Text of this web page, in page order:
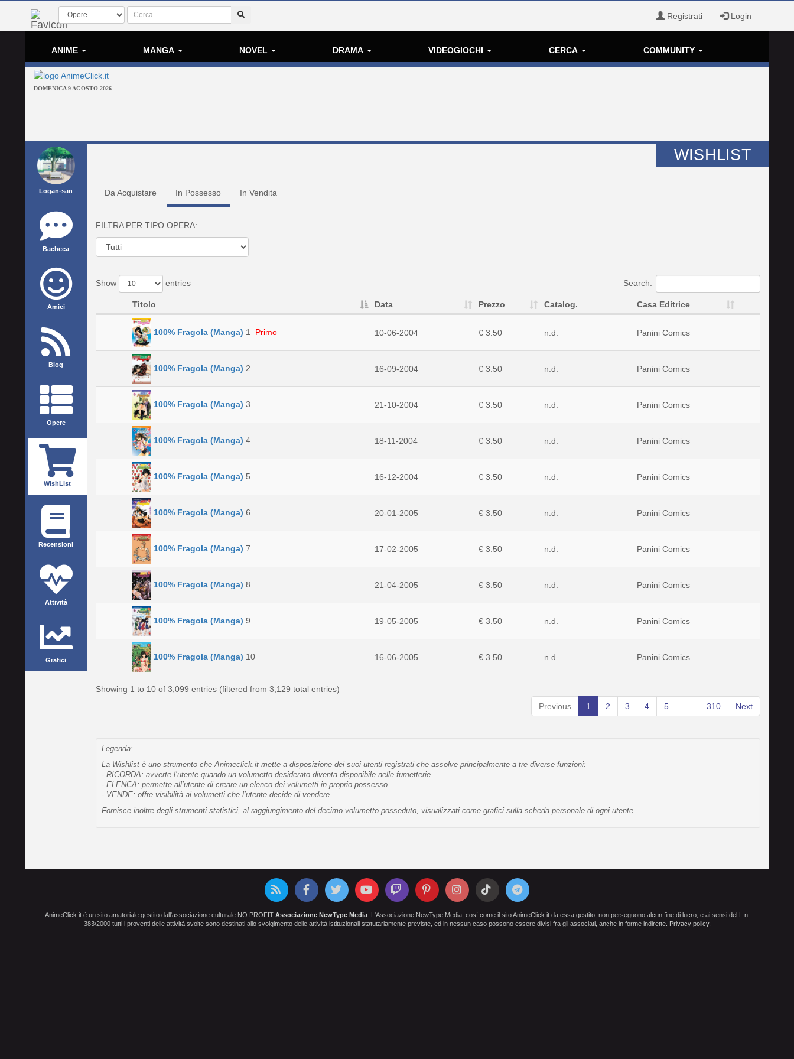
Registrati Login
ANIME MANGA NOVEL DRAMA VIDEOGIOCHI CERCA COMMUNITY
DOMENICA 9 AGOSTO 2026
Logan-san
Bacheca
Amici
Blog
Opere
WishList
Recensioni
Attività
Grafici
WISHLIST
Da Acquistare In Possesso In Vendita
FILTRA PER TIPO OPERA:
Show entries Search:
Titolo Data Prezzo Catalog. Casa Editrice
100% Fragola (Manga) 1 Primo 10-06-2004 € 3.50 n.d. Panini Comics
100% Fragola (Manga) 2 16-09-2004 € 3.50 n.d. Panini Comics
100% Fragola (Manga) 3 21-10-2004 € 3.50 n.d. Panini Comics
100% Fragola (Manga) 4 18-11-2004 € 3.50 n.d. Panini Comics
100% Fragola (Manga) 5 16-12-2004 € 3.50 n.d. Panini Comics
100% Fragola (Manga) 6 20-01-2005 € 3.50 n.d. Panini Comics
100% Fragola (Manga) 7 17-02-2005 € 3.50 n.d. Panini Comics
100% Fragola (Manga) 8 21-04-2005 € 3.50 n.d. Panini Comics
100% Fragola (Manga) 9 19-05-2005 € 3.50 n.d. Panini Comics
100% Fragola (Manga) 10 16-06-2005 € 3.50 n.d. Panini Comics
Showing 1 to 10 of 3,099 entries (filtered from 3,129 total entries)
Previous
1 2 3 4 5 310 Next
Legenda:
La Wishlist è uno strumento che Animeclick.it mette a disposizione dei suoi utenti registrati che assolve principalmente a tre diverse funzioni:
- RICORDA: avverte l’utente quando un volumetto desiderato diventa disponibile nelle fumetterie
- ELENCA: permette all’utente di creare un elenco dei volumetti in proprio possesso
- VENDE: offre visibilità ai volumetti che l’utente decide di vendere
Fornisce inoltre degli strumenti statistici, al raggiungimento del decimo volumetto posseduto, visualizzati come grafici sulla scheda personale di ogni utente.
AnimeClick.it è un sito amatoriale gestito dall'associazione culturale NO PROFIT Associazione NewType Media. L'Associazione NewType Media, così come il sito AnimeClick.it da essa gestito, non perseguono alcun fine di lucro, e ai sensi del L.n.
383/2000 tutti i proventi delle attività svolte sono destinati allo svolgimento delle attività istituzionali statutariamente previste, ed in nessun caso possono essere divisi fra gli associati, anche in forme indirette. Privacy policy.